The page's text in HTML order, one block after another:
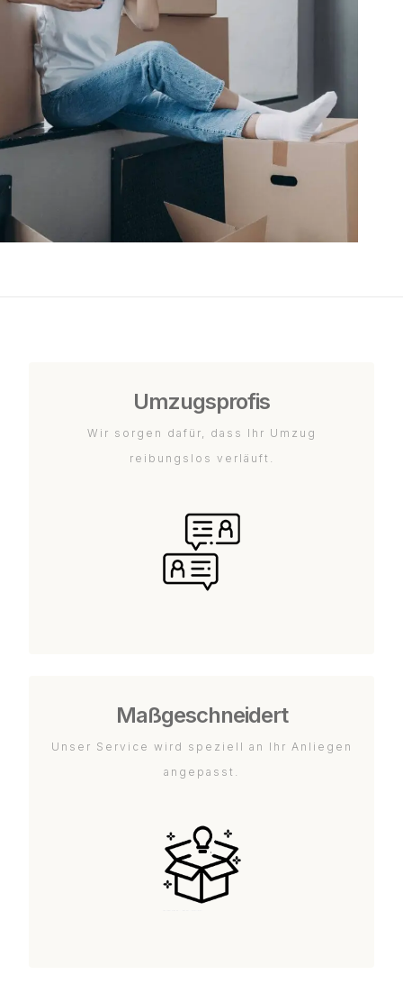
Umzugsprofis
Wir sorgen dafür, dass Ihr Umzug
reibungslos verläuft.
Maßgeschneidert
Unser Service wird speziell an Ihr Anliegen
angepasst.